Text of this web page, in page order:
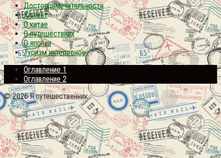
Достопримечательности
Климат
О китае
О путешествиях
О японии
Туризм интересное
Оглавление 1
Оглавление 2
© 2026 Я путешественник